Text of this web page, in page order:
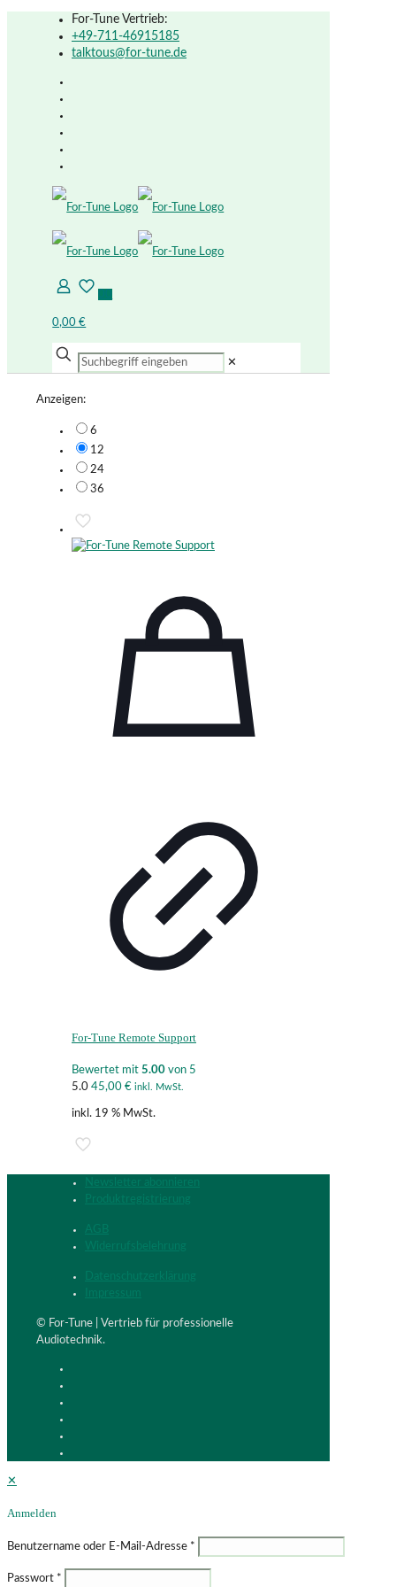
For-Tune Vertrieb:
+49-711-46915185
talktous@for-tune.de
0,00 €
✕
Anzeigen:
6
12
24
36
For-Tune Remote Support
Bewertet mit 5.00 von 5
5.0 45,00 € inkl. MwSt.
inkl. 19 % MwSt.
Newsletter abonnieren
Produktregistrierung
AGB
Widerrufsbelehrung
Datenschutzerklärung
Impressum
© For-Tune | Vertrieb für professionelle
Audiotechnik.
✕
Anmelden
Benutzername oder E-Mail-Adresse *
Passwort *